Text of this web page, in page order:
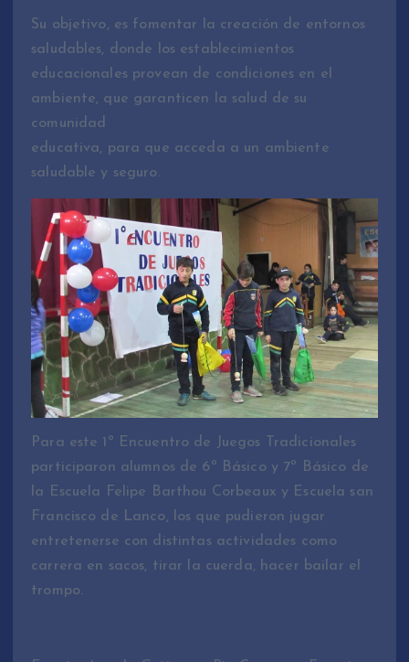
Su objetivo, es fomentar la creación de entornos
saludables, donde los establecimientos
educacionales provean de condiciones en el
ambiente, que garanticen la salud de su
comunidad
educativa, para que acceda a un ambiente
saludable y seguro.
Para este 1º Encuentro de Juegos Tradicionales
participaron alumnos de 6º Básico y 7º Básico de
la Escuela Felipe Barthou Corbeaux y Escuela san
Francisco de Lanco, los que pudieron jugar
entretenerse con distintas actividades como
carrera en sacos, tirar la cuerda, hacer bailar el
trompo.